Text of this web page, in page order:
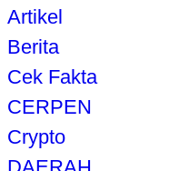
Artikel
Berita
Cek Fakta
CERPEN
Crypto